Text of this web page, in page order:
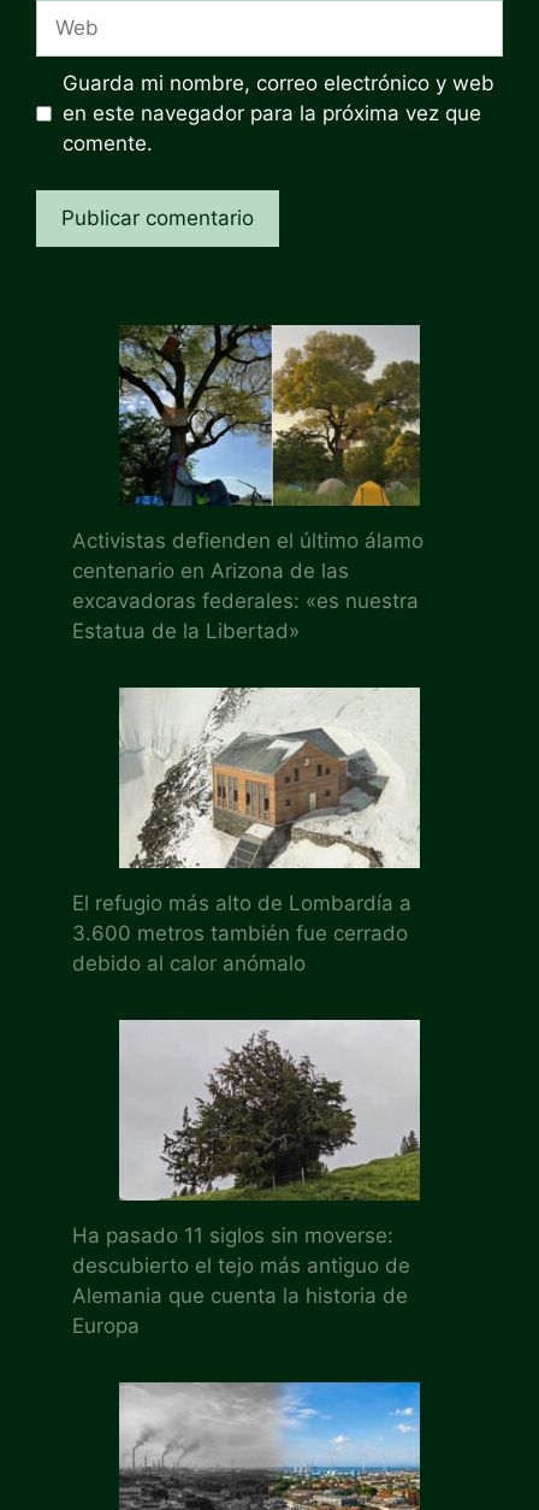
Web
Guarda mi nombre, correo electrónico y web
en este navegador para la próxima vez que
comente.
Activistas defienden el último álamo
centenario en Arizona de las
excavadoras federales: «es nuestra
Estatua de la Libertad»
El refugio más alto de Lombardía a
3.600 metros también fue cerrado
debido al calor anómalo
Ha pasado 11 siglos sin moverse:
descubierto el tejo más antiguo de
Alemania que cuenta la historia de
Europa